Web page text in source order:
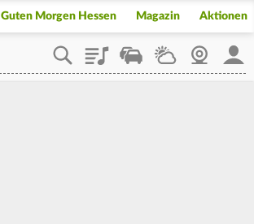
Guten Morgen Hessen Magazin Aktionen
PlaylistStaupilotWetterWebcam